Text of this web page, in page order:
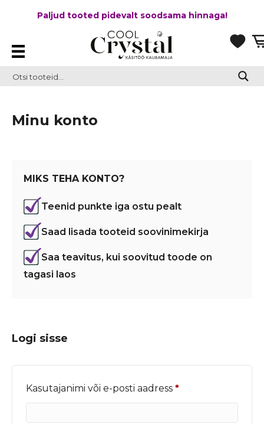
Paljud tooted pidevalt soodsama hinnaga!
Minu konto
MIKS TEHA KONTO?
Teenid punkte iga ostu pealt
Saad lisada tooteid soovinimekirja
Saa teavitus, kui soovitud toode on
tagasi laos
Logi sisse
Kasutajanimi või e-posti aadress *Nõutud